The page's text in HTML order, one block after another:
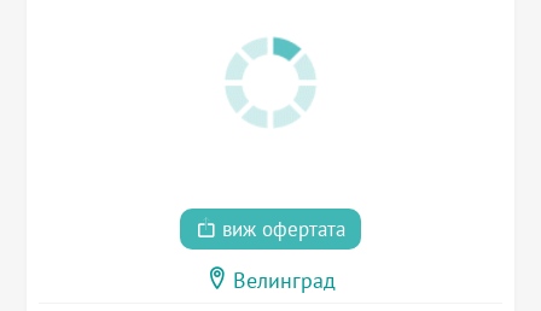
виж офертата
Велинград